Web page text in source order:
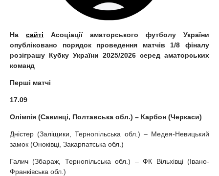
На сайті Асоціації аматорського футболу України
опубліковано порядок проведення матчів 1/8 фіналу
розіграшу Кубку України 2025/2026 серед аматорських
команд
Перші матчі
17.09
Олімпія (Савинці, Полтавська обл.) – Карбон (Черкаси)
Дністер (Заліщики, Тернопільська обл.) – Медея-Невицький
замок (Оноківці, Закарпатська обл.)
Галич (Збараж, Тернопільська обл.) – ФК Вільхівці (Івано-
Франківська обл.)